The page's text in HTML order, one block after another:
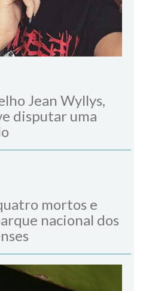
Jean Wyllys,
disputar uma
mortos e
nacional dos